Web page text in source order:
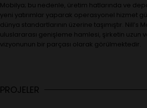
Mobilya; bu nedenle, üretim hatlarında ve
yeni yatırımlar yaparak operasyonel hizmet
dünya standartlarının üzerine taşımıştır. Nill’s
uluslararası genişleme hamlesi, şirketin uzun
vizyonunun bir parçası olarak görülmektedir.
PROJELER